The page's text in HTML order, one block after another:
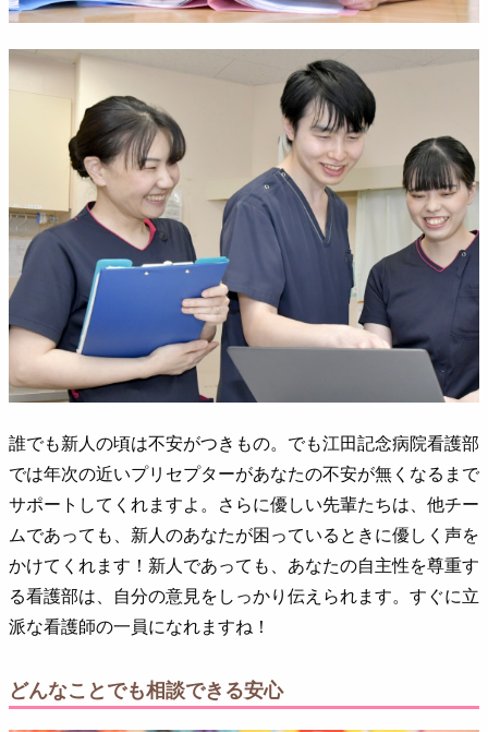
誰でも新人の頃は不安がつきもの。でも江田記念病院看護部
では年次の近いプリセプターがあなたの不安が無くなるまで
サポートしてくれますよ。さらに優しい先輩たちは、他チー
ムであっても、新人のあなたが困っているときに優しく声を
かけてくれます！新人であっても、あなたの自主性を尊重す
る看護部は、自分の意見をしっかり伝えられます。すぐに立
派な看護師の一員になれますね！
どんなことでも相談できる安心